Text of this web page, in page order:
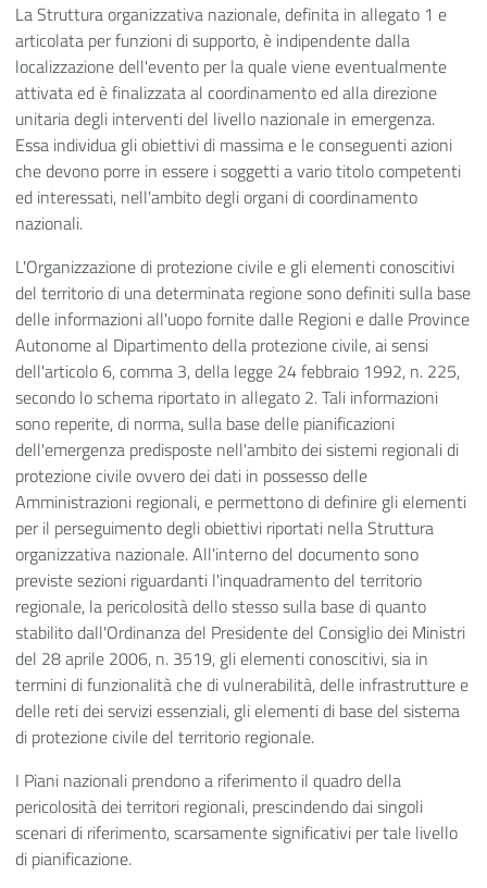
La Struttura organizzativa nazionale, definita in allegato 1 e
articolata per funzioni di supporto, è indipendente dalla
localizzazione dell'evento per la quale viene eventualmente
attivata ed è finalizzata al coordinamento ed alla direzione
unitaria degli interventi del livello nazionale in emergenza.
Essa individua gli obiettivi di massima e le conseguenti azioni
che devono porre in essere i soggetti a vario titolo competenti
ed interessati, nell'ambito degli organi di coordinamento
nazionali.
L'Organizzazione di protezione civile e gli elementi conoscitivi
del territorio di una determinata regione sono definiti sulla base
delle informazioni all'uopo fornite dalle Regioni e dalle Province
Autonome al Dipartimento della protezione civile, ai sensi
dell'articolo 6, comma 3, della legge 24 febbraio 1992, n. 225,
secondo lo schema riportato in allegato 2. Tali informazioni
sono reperite, di norma, sulla base delle pianificazioni
dell'emergenza predisposte nell'ambito dei sistemi regionali di
protezione civile ovvero dei dati in possesso delle
Amministrazioni regionali, e permettono di definire gli elementi
per il perseguimento degli obiettivi riportati nella Struttura
organizzativa nazionale. All'interno del documento sono
previste sezioni riguardanti l'inquadramento del territorio
regionale, la pericolosità dello stesso sulla base di quanto
stabilito dall'Ordinanza del Presidente del Consiglio dei Ministri
del 28 aprile 2006, n. 3519, gli elementi conoscitivi, sia in
termini di funzionalità che di vulnerabilità, delle infrastrutture e
delle reti dei servizi essenziali, gli elementi di base del sistema
di protezione civile del territorio regionale.
I Piani nazionali prendono a riferimento il quadro della
pericolosità dei territori regionali, prescindendo dai singoli
scenari di riferimento, scarsamente significativi per tale livello
di pianificazione.